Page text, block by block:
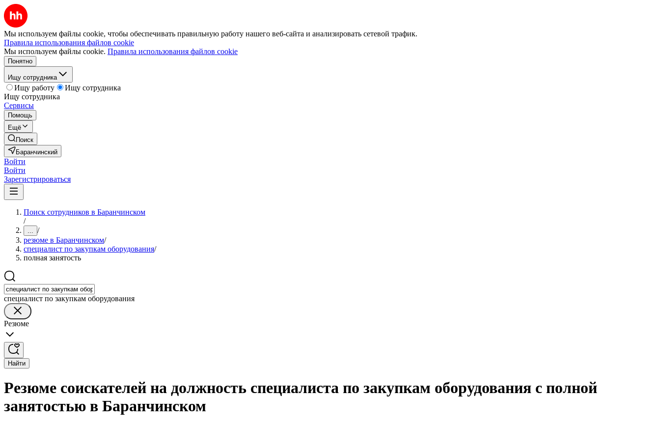
Мы используем файлы cookie, чтобы обеспечивать правильную работу нашего веб-сайта и анализировать сетевой трафик.
Правила использования файлов cookie
Мы используем файлы cookie. Правила использования файлов cookie
Понятно
Ищу сотрудника
Ищу работу
Ищу сотрудника
Ищу сотрудника
Сервисы
Помощь
Ещё
Поиск
Баранчинский
Войти
Войти
Зарегистрироваться
Поиск сотрудников в Баранчинском
/
... /
резюме в Баранчинском/
специалист по закупкам оборудования/
полная занятость
специалист по закупкам оборудования
Резюме
Найти
Резюме соискателей на должность специалиста по закупкам оборудования с полной
занятостью в Баранчинском